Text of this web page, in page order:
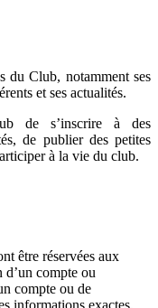
du Club, notamment ses
et ses actualités.
de s’inscrire à des
de publier des petites
à la vie du club.
être réservées aux
d’un compte ou
compte ou de